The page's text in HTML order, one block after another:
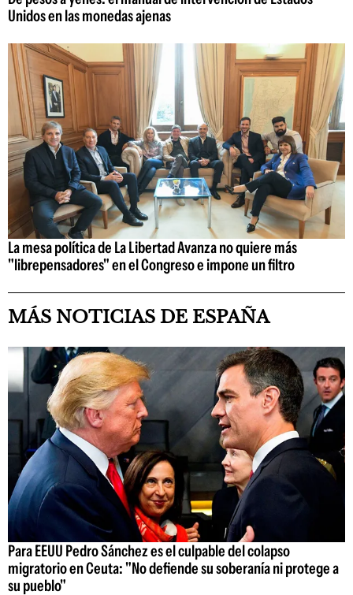
Unidos en las monedas ajenas
La mesa política de La Libertad Avanza no quiere más
"librepensadores" en el Congreso e impone un filtro
MÁS NOTICIAS DE ESPAÑA
Para EEUU Pedro Sánchez es el culpable del colapso
migratorio en Ceuta: "No defiende su soberanía ni protege a
su pueblo"